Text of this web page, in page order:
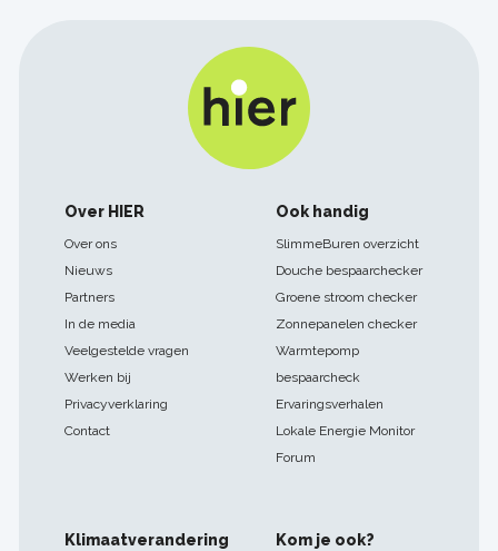
Footer
navigatie
Over HIER
Over ons
Nieuws
Partners
In de media
Veelgestelde vragen
Werken bij
Privacyverklaring
Contact
Ook handig
SlimmeBuren overzicht
Douche bespaarchecker
Groene stroom checker
Zonnepanelen checker
Warmtepomp
bespaarcheck
Ervaringsverhalen
Lokale Energie Monitor
Forum
Klimaatverandering Kom je ook?